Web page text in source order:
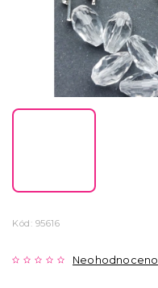
Kód: 95616
Neohodnoceno